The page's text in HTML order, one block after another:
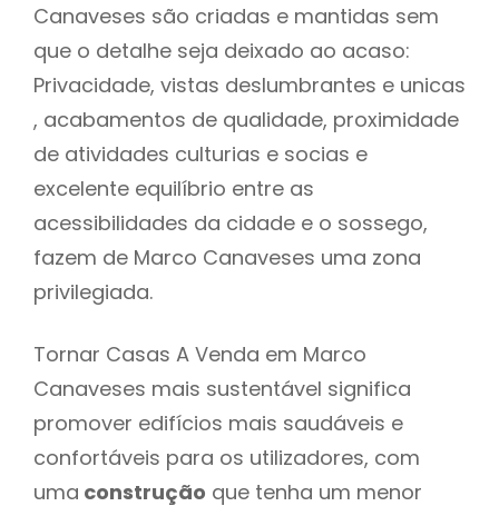
Canaveses são criadas e mantidas sem
que o detalhe seja deixado ao acaso:
Privacidade, vistas deslumbrantes e unicas
, acabamentos de qualidade, proximidade
de atividades culturias e socias e
excelente equilíbrio entre as
acessibilidades da cidade e o sossego,
fazem de Marco Canaveses uma zona
privilegiada.
Tornar Casas A Venda em Marco
Canaveses mais sustentável significa
promover edifícios mais saudáveis e
confortáveis para os utilizadores, com
uma construção que tenha um menor